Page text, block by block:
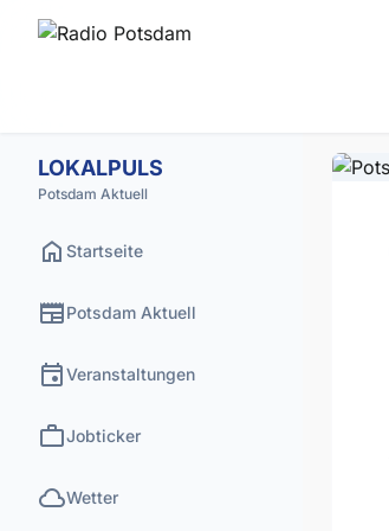
LOKALPULS
Potsdam Aktuell
home Startseite
newspaperPotsdam Aktuell
eventVeranstaltungen
workJobticker
cloudWetter